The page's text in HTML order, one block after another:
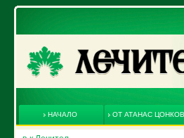
НАЧАЛО ОТ АТАНАС ЦОНКОВ